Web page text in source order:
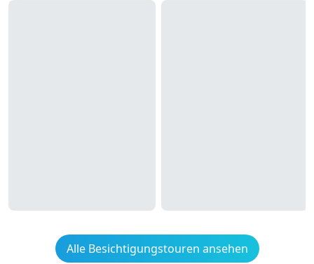
Alle Besichtigungstouren ansehen